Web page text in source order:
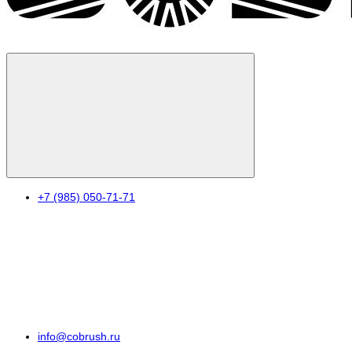
+7 (985) 050-71-71
info@cobrush.ru